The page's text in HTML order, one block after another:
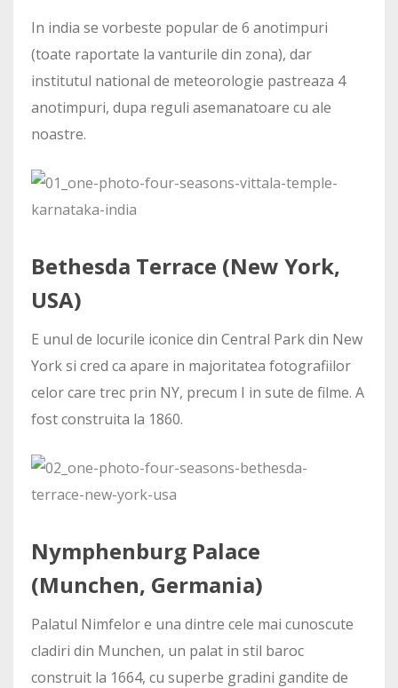
In india se vorbeste popular de 6 anotimpuri
(toate raportate la vanturile din zona), dar
institutul national de meteorologie pastreaza 4
anotimpuri, dupa reguli asemanatoare cu ale
noastre.
Bethesda Terrace (New York,
USA)
E unul de locurile iconice din Central Park din New
York si cred ca apare in majoritatea fotografiilor
celor care trec prin NY, precum I in sute de filme. A
fost construita la 1860.
Nymphenburg Palace
(Munchen, Germania)
Palatul Nimfelor e una dintre cele mai cunoscute
cladiri din Munchen, un palat in stil baroc
construit la 1664, cu superbe gradini gandite de